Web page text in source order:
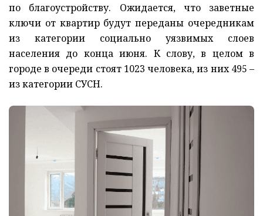
по благоустройству. Ожидается, что заветные
ключи от квартир будут переданы очередникам
из категории социально уязвимых слоев
населения до конца июня. К слову, в целом в
городе в очереди стоят 1023 человека, из них 495 –
из категории СУСН.